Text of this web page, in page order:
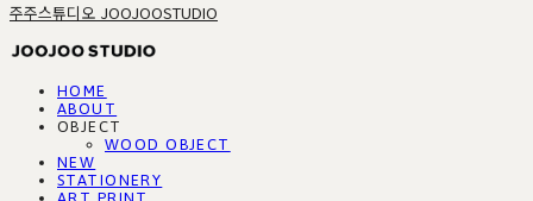
주주스튜디오 JOOJOOSTUDIO
HOME
ABOUT
OBJECT
WOOD OBJECT
NEW
STATIONERY